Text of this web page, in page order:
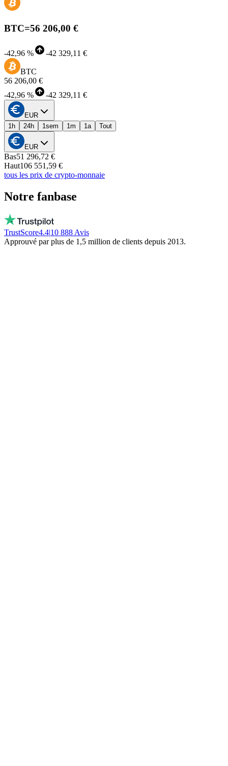
BTC=56 206,00 €
-42,96 % -42 329,11 €
BTC
56 206,00 €
-42,96 % -42 329,11 €
EUR
1h
24h 1sem 1m 1a Tout
EUR
Bas51 296,72 €
Haut106 551,59 €
tous les prix de crypto-monnaie
Notre fanbase
TrustScore4.4|10 888 Avis
Approuvé par plus de 1,5 million de clients depuis 2013.